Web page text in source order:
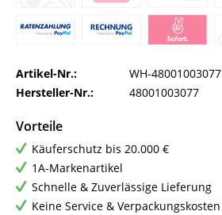
Artikel-Nr.:
WH-48001003077
Hersteller-Nr.:
48001003077
Vorteile
Käuferschutz bis 20.000 €
1A-Markenartikel
Schnelle & Zuverlässige Lieferung
Keine Service & Verpackungskosten